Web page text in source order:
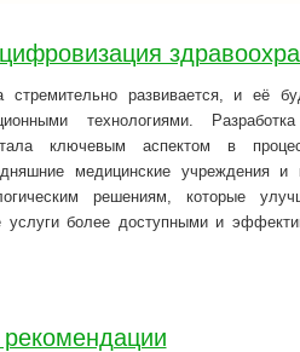
стремительно развивается, и её
технологиями.
ключевым аспектом в
медицинские учреждения
решениям, которые
услуги более доступными и